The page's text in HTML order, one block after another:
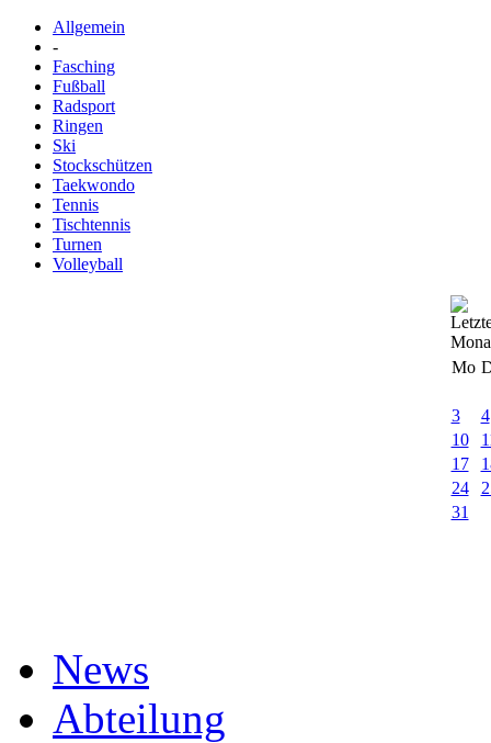
Allgemein
-
Fasching
Fußball
Radsport
Ringen
Ski
Stockschützen
Taekwondo
Tennis
Tischtennis
Turnen
Volleyball
Mo
3
4
10
17
24
31
News
Abteilung